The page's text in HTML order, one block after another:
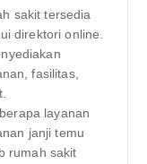
sakit tersedia
direktori online.
fasilitas,
layanan
janji temu
rumah sakit